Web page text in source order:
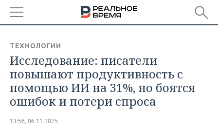
БАШКОРТОСТАН
ТАТАРСТАН
УДМУРТИЯ
НОВОСТИ
АНАЛИТИКА
НОВОСТИ АНАЛИТИКИ
ДЕКЛАРАЦИИ О ДОХОДАХ
ЭКОНОМИКА
НОВОСТИ ЭКОНОМИКИ
ПРОМЫШЛЕННОСТЬ
ТЕХНОЛОГИИ
Исследование: писатели
повышают продуктивность с
помощью ИИ на 31%, но боятся
ошибок и потери спроса
13:56, 06.11.2025